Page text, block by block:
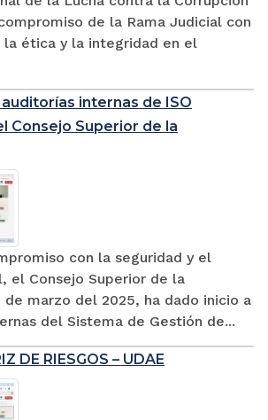
de la Rama Judicial con
la ética y la integridad en el
internas de ISO
Consejo Superior de la
con la seguridad y el
el Consejo Superior de la
marzo del 2025, ha dado inicio a
del Sistema de Gestión de...
DE RIESGOS – UDAE